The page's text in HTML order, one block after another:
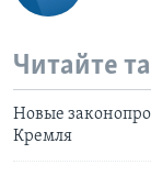
Читайте
Новые
Кремля